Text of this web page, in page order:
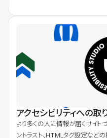
アクセシビリティへの取
より多くの人に情報が届くサイト
ントラスト、HTMLタグ設定など